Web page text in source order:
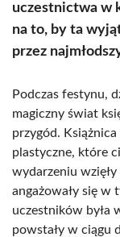
uczestnictwa w
na to, by ta
przez
Podczas festynu,
magiczny świat
przygód.
plastyczne, które
wydarzeniu wzięły
angażowały się w
uczestników była
powstały w ciągu